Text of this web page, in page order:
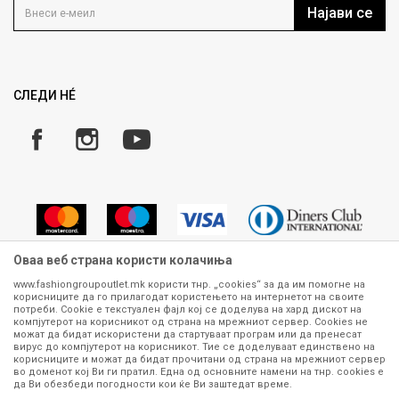
Кариера
Како да купите
Замена и рефундација на производи
Плаќање
Најави се
СЛЕДИ НÉ
Сите информации околу производите кои се изложени на нашата
онлајн продавница се стремиме да бидат конкретни, точни и прецизни,
меѓутоа не можеме да гарантираме дека се без ниту една грешка или
пак дека сите производи во моментот се достапни на залиха.
Фотографиите се најверодостојниот приказ на производот. Доколку
дојде до потреба за замена на производ или рефундација, процедурата
Оваа веб страна користи колачиња
www.fashiongroupoutlet.mk користи тнр. „cookies“ за да им помогне на
корисниците да го прилагодат користењето на интернетот на своите
потреби. Cookie е текстуален фајл кој се доделува на хард дискот на
компјутерот на корисникот од страна на мрежниот сервер. Cookies не
можат да бидат искористени да стартуваат програм или да пренесат
вирус до компјутерот на корисникот. Тие се доделуваат единствено на
корисниците и можат да бидат прочитани од страна на мрежниот сервер
во доменот кој Ви ги пратил. Една од основните намени на тнр. сookies е
да Ви обезбеди погодности кои ќе Ви заштедат време.